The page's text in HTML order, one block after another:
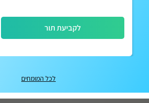
לקביעת תור
לכל המומחים